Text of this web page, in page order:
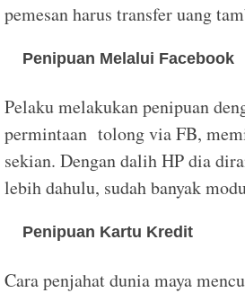
pemesan harus transfer uang
Penipuan Melalui Facebook
Pelaku melakukan penipuan
permintaan tolong via FB,
sekian. Dengan dalih HP dia
lebih dahulu, sudah banyak
Penipuan Kartu Kredit
Cara penjahat dunia maya